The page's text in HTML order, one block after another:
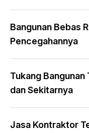
Bangunan Bebas
Pencegahannya
Tukang
dan Sekitarnya
Jasa Kontraktor